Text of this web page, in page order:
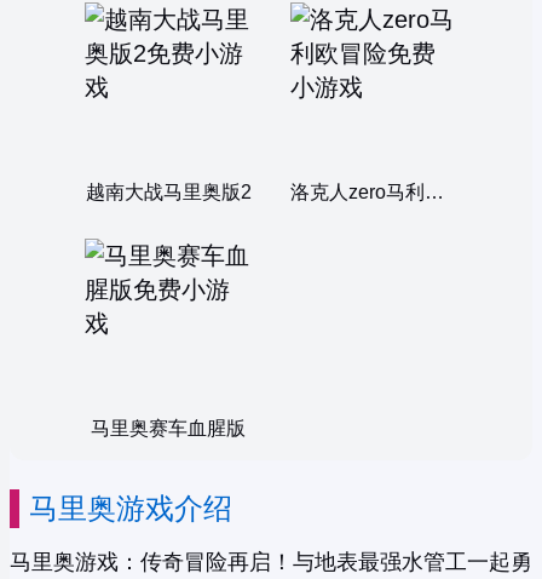
越南大战马里奥版2 洛克人zero马利欧冒险
马里奥赛车血腥版
马里奥游戏介绍
马里奥游戏：传奇冒险再启！与地表最强水管工一起勇